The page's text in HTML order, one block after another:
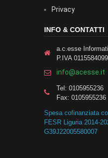
Privacy
INFO & CONTATTI
a.c.esse
P.IVA
info@acesse.it
Tel: 0105955236
Fax: 0105955236
Spesa cofinanziata
FESR Liguria 2014-
G39J22005580007